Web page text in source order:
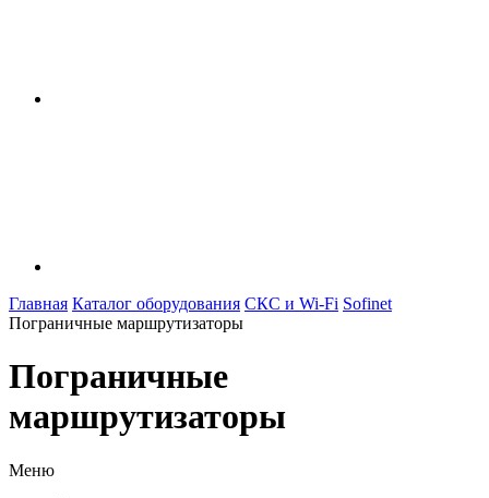
Главная Каталог оборудования СКС и Wi-Fi Sofinet
Пограничные маршрутизаторы
Пограничные
маршрутизаторы
Меню